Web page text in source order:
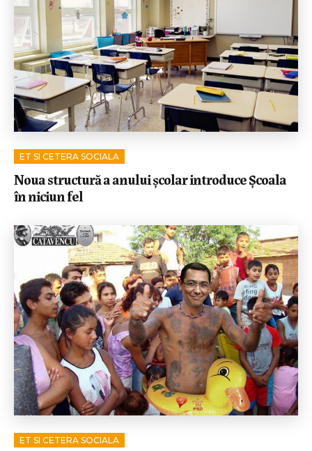
ET SI CETERA SOCIALA
Noua structură a anului școlar introduce Școala
în niciun fel
ET SI CETERA SOCIALA